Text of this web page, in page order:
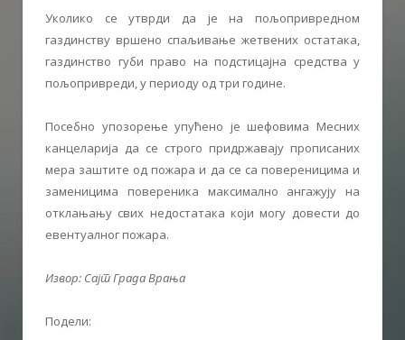
Уколико се утврди да jе на пољопривредном
газдинству вршено спаљивање жетвених остатака,
газдинство губи право на подстицаjна средства у
пољопривреди, у периоду од три године.
Посебно упозорење упућено jе шефовима Месних
канцелариjа да се строго придржаваjу прописаних
мера заштите од пожара и да се са повереницима и
заменицима повереника максимално ангажуjу на
отклањању свих недостатака коjи могу довести до
евентуалног пожара.
Извор: Сајт Града Врања
Подели: